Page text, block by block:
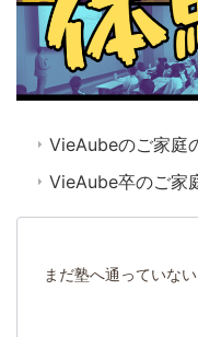
VieAubeのご家庭
VieAube卒のご家
まだ塾へ通っていな